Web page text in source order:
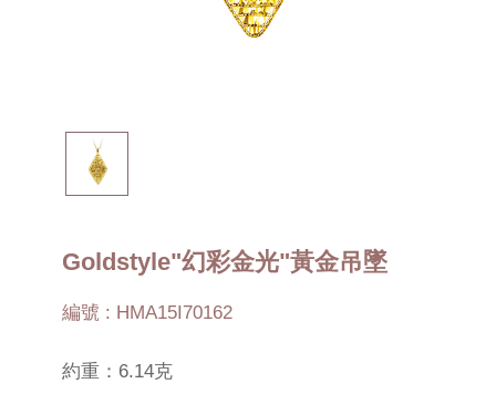
Goldstyle"幻彩金光"黃金吊墜
編號 : HMA15I70162
約重：6.14克